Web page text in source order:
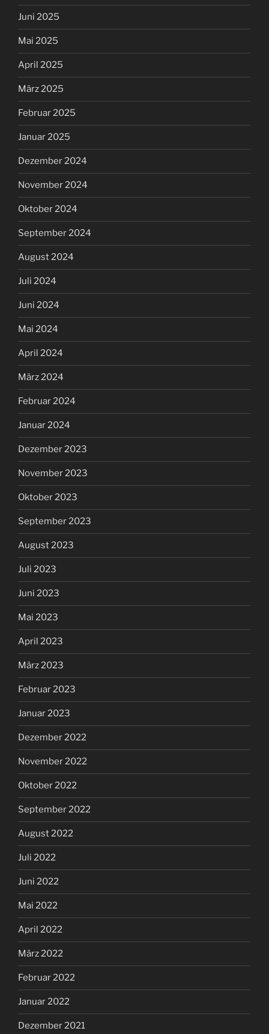
Juni 2025
Mai 2025
April 2025
März 2025
Februar 2025
Januar 2025
Dezember 2024
November 2024
Oktober 2024
September 2024
August 2024
Juli 2024
Juni 2024
Mai 2024
April 2024
März 2024
Februar 2024
Januar 2024
Dezember 2023
November 2023
Oktober 2023
September 2023
August 2023
Juli 2023
Juni 2023
Mai 2023
April 2023
März 2023
Februar 2023
Januar 2023
Dezember 2022
November 2022
Oktober 2022
September 2022
August 2022
Juli 2022
Juni 2022
Mai 2022
April 2022
März 2022
Februar 2022
Januar 2022
Dezember 2021